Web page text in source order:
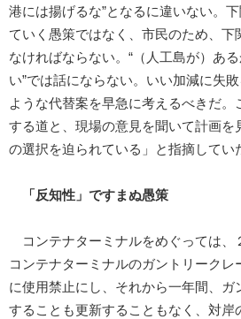
港には揚げるな”となるに違いない。
ていく愚策ではなく、市民のため、下
なければならない。“（人工島が）あ
い”では話にならない。いい加減に失
ような代替案を早急に考えるべきだ。
する道と、現場の意見を聞いて計画を
の選択を迫られている」と指摘してい
「反知性」ですまぬ愚策
コンテナターミナルをめぐっては、
コンテナターミナルのガントリークレ
に使用禁止にし、それから一年間、ガ
することも更新することもなく、対岸